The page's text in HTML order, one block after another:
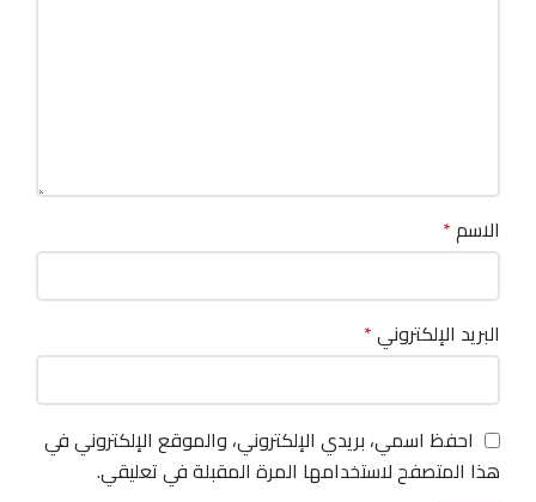
الاسم*
البريد الإلكتروني*
احفظ اسمي، بريدي الإلكتروني، والموقع الإلكتروني في
هذا المتصفح لاستخدامها المرة المقبلة في تعليقي.